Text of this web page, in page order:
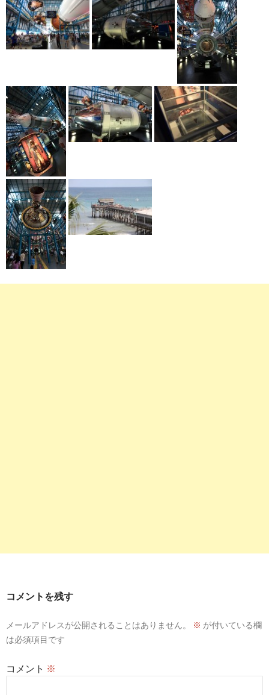
コメントを残す
メールアドレスが公開されることはありません。 ※ が付いている欄
は必須項目です
コメント ※